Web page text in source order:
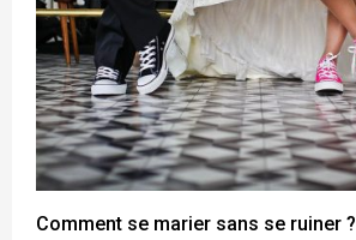
Comment se marier sans se ruiner ?